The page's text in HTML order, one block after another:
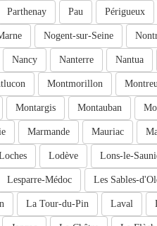
Périgueux
Pau
Parthenay
Nogent-sur-Seine
Nantua
Nanterre
Nancy
Montmorillon
Montauban
Montargis
Mauriac
Marmande
Lons-le-
Lodève
Les Sables-
Lesparre-Médoc
Laval
La Tour-du-Pin